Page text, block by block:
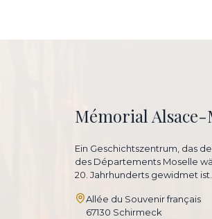
Mémorial Alsace-
Ein Geschichtszentrum, das
des Départements Moselle
20. Jahrhunderts gewidmet ist.
Allée du Souvenir français
67130 Schirmeck